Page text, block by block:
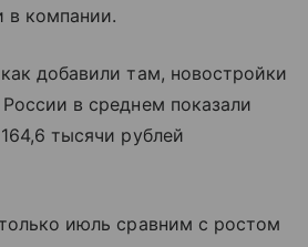
в компании.
добавили там, новостройки
в среднем показали
тысячи рублей
июль сравним с ростом